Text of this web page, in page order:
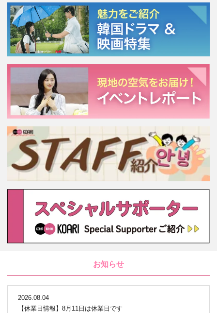
お知らせ
2026.08.04
【休業日情報】8月11日は休業日です